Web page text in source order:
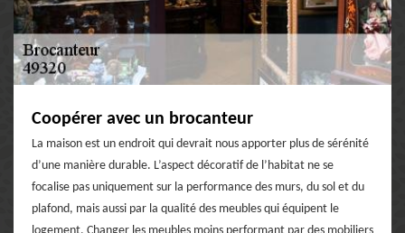
Coopérer avec un brocanteur
La maison est un endroit qui devrait nous apporter plus de sérénité
d’une manière durable. L’aspect décoratif de l’habitat ne se
focalise pas uniquement sur la performance des murs, du sol et du
plafond, mais aussi par la qualité des meubles qui équipent le
logement. Changer les meubles moins performant par des mobiliers